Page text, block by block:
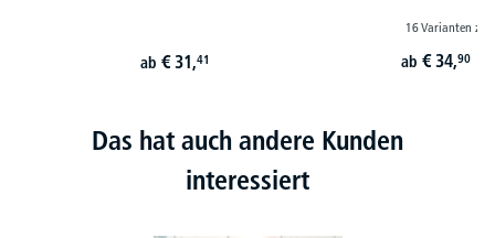
ab € 31,41
16 Varianten zur
ab € 34,90
Das hat auch andere Kunden
interessiert